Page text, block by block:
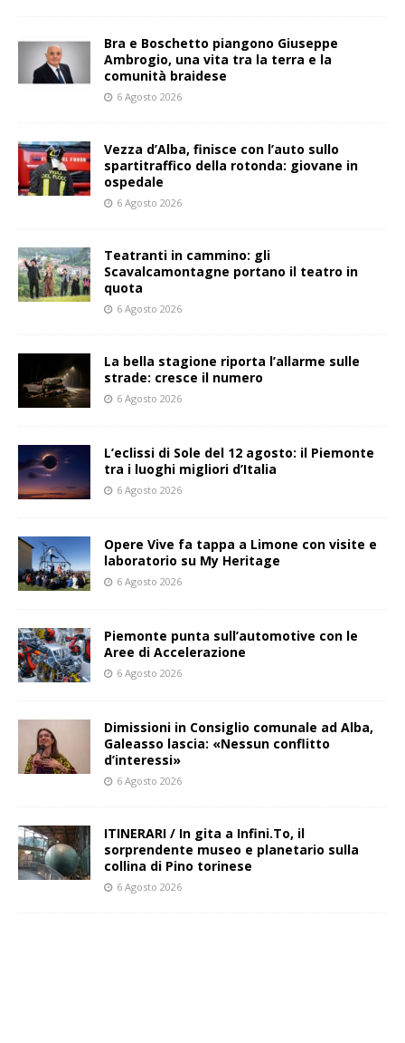
Bra e Boschetto piangono Giuseppe
Ambrogio, una vita tra la terra e la
comunità braidese
6 Agosto 2026
Vezza d’Alba, finisce con l’auto sullo
spartitraffico della rotonda: giovane in
ospedale
6 Agosto 2026
Teatranti in cammino: gli
Scavalcamontagne portano il teatro in
quota
6 Agosto 2026
La bella stagione riporta l’allarme sulle
strade: cresce il numero
6 Agosto 2026
L’eclissi di Sole del 12 agosto: il Piemonte
tra i luoghi migliori d’Italia
6 Agosto 2026
Opere Vive fa tappa a Limone con visite e
laboratorio su My Heritage
6 Agosto 2026
Piemonte punta sull’automotive con le
Aree di Accelerazione
6 Agosto 2026
Dimissioni in Consiglio comunale ad Alba,
Galeasso lascia: «Nessun conflitto
d’interessi»
6 Agosto 2026
ITINERARI / In gita a Infini.To, il
sorprendente museo e planetario sulla
collina di Pino torinese
6 Agosto 2026